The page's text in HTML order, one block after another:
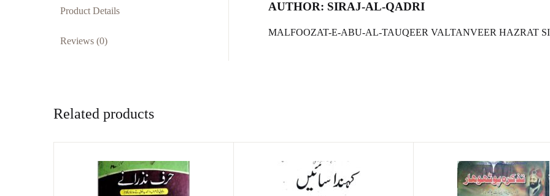
Product Details
Reviews (0)
AUTHOR: SIRAJ-AL-QADRI
MALFOOZAT-E-ABU-AL-TAUQEER VALTANVEER HAZRAT
Related products